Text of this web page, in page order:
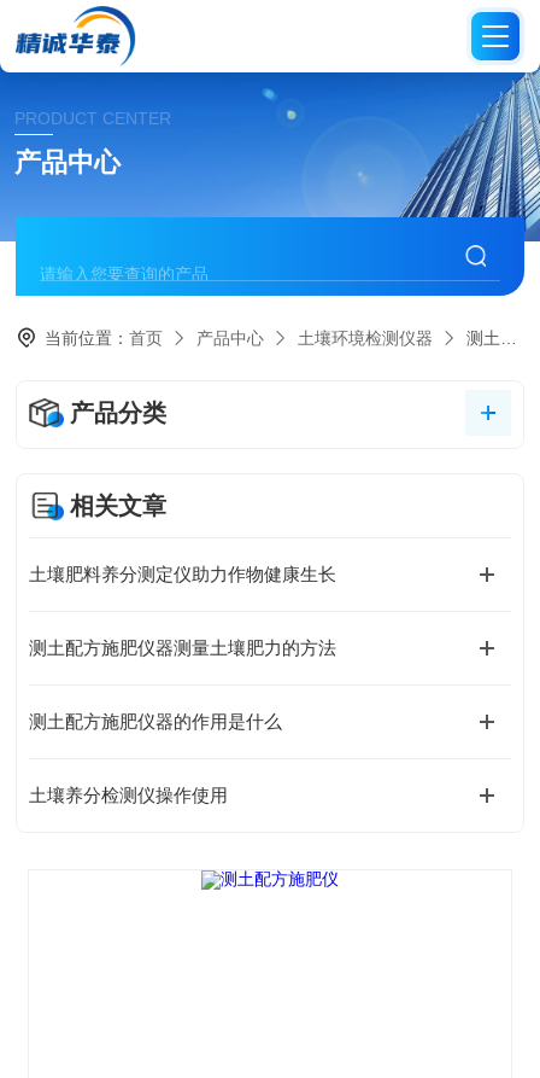
PRODUCT CENTER
产品中心
当前位置：首页 产品中心 土壤环境检测仪器 测土配方施肥仪
产品分类
相关文章
土壤肥料养分测定仪助力作物健康生长
测土配方施肥仪器测量土壤肥力的方法
测土配方施肥仪器的作用是什么
土壤养分检测仪操作使用